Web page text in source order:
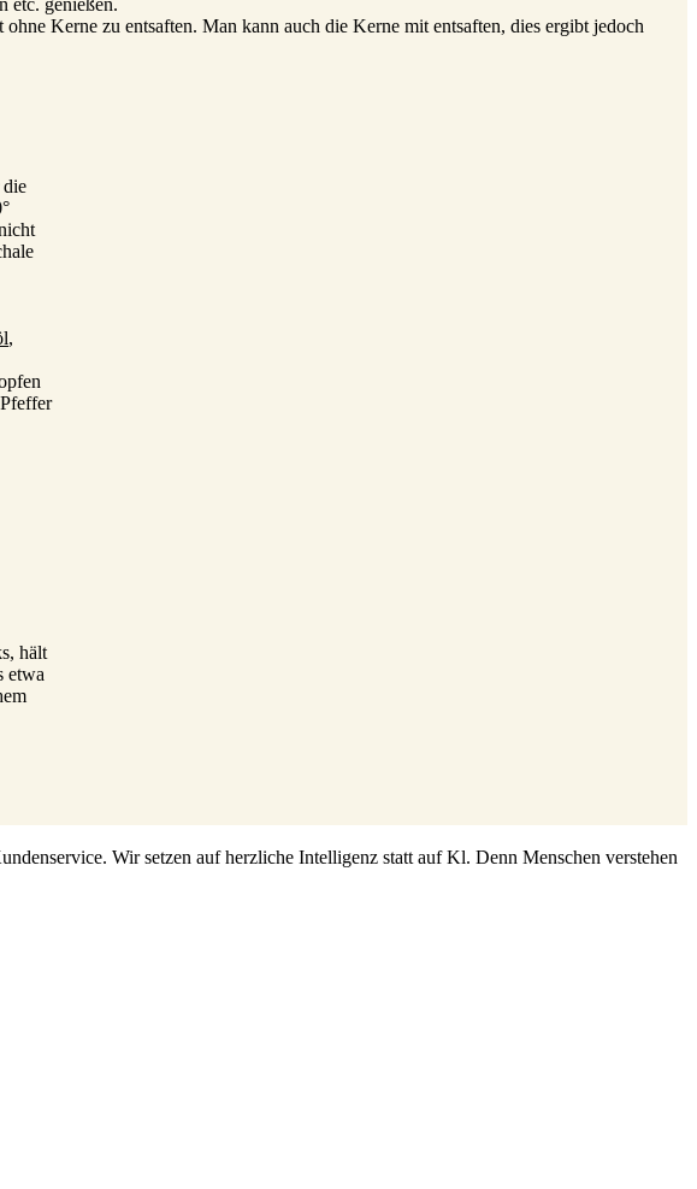
etc. genießen.
Kerne zu entsaften. Man kann auch die Kerne mit entsaften, dies ergibt jedoch
,
hält
etwa
Wir setzen auf herzliche Intelligenz statt auf Kl. Denn Menschen verstehen